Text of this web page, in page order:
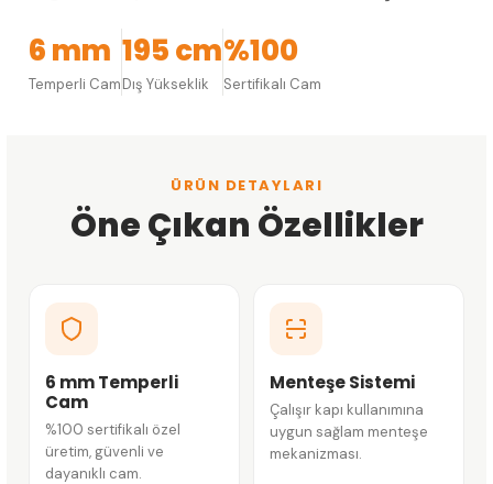
6 mm
Temperli Cam
195 cm
Dış Yükseklik
%100
Sertifikalı Cam
ÜRÜN DETAYLARI
Öne Çıkan Özellikler
6 mm Temperli
Cam
%100 sertifikalı özel
üretim, güvenli ve
dayanıklı cam.
Menteşe Sistemi
Çalışır kapı kullanımına
uygun sağlam menteşe
mekanizması.